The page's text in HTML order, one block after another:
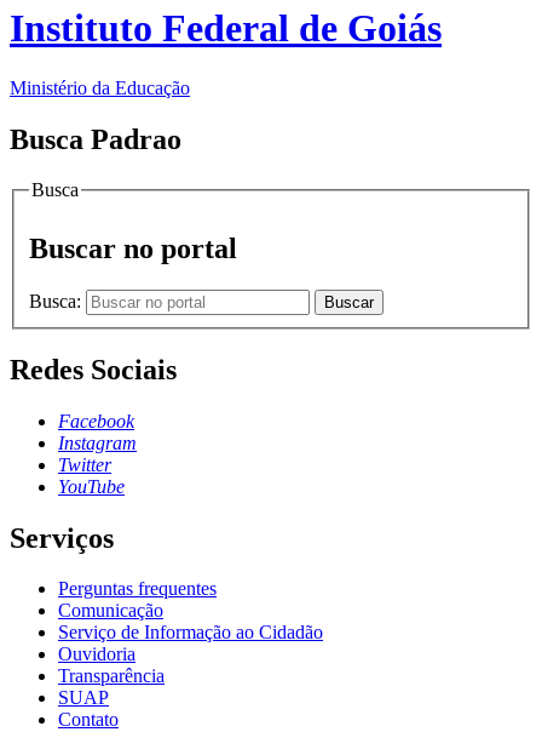
Instituto Federal de Goiás
Ministério da Educação
Busca Padrao
Busca
Buscar no portal
Busca: Buscar
Redes Sociais
Facebook
Instagram
Twitter
YouTube
Serviços
Perguntas frequentes
Comunicação
Serviço de Informação ao Cidadão
Ouvidoria
Transparência
SUAP
Contato